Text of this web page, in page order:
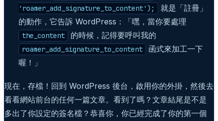
'roamer_add_signature_to_content');
就是「註冊」
的動作，它告訴 WordPress：「嘿，當你要處理
the_content 的時候，記得要呼叫我的
roamer_add_signature_to_content
函式來加工一下
喔！」
現在，存檔！回到 WordPress 後台，啟用你的外掛，然後去
看看網站前台的任何一篇文章。看到了嗎？文章結尾是不是
多出了你設定的簽名檔？恭喜你，你已經完成了你的第一個